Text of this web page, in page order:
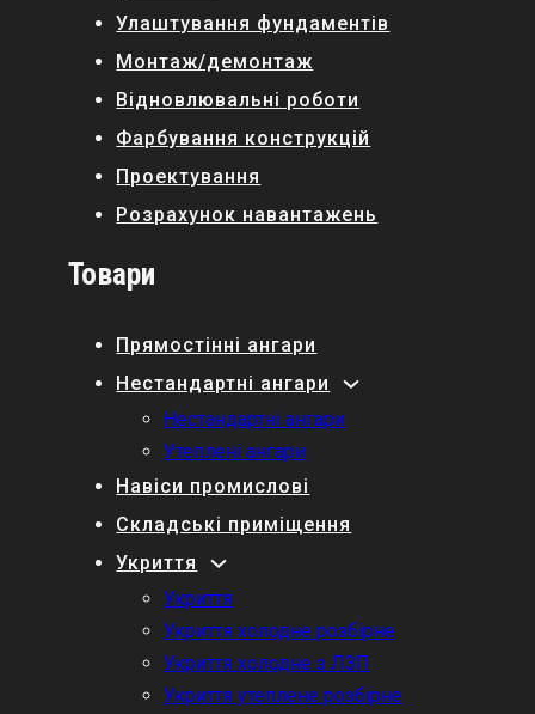
Улаштування фундаментів
Монтаж/демонтаж
Відновлювальні роботи
Фарбування конструкцій
Проектування
Розрахунок навантажень
Товари
Прямостінні ангари
Нестандартні ангари
Нестандартні ангари
Утеплені ангари
Навіси промислові
Складські приміщення
Укриття
Укриття
Укриття холодне розбірне
Укриття холодне з ЛЗП
Укриття утеплене розбірне